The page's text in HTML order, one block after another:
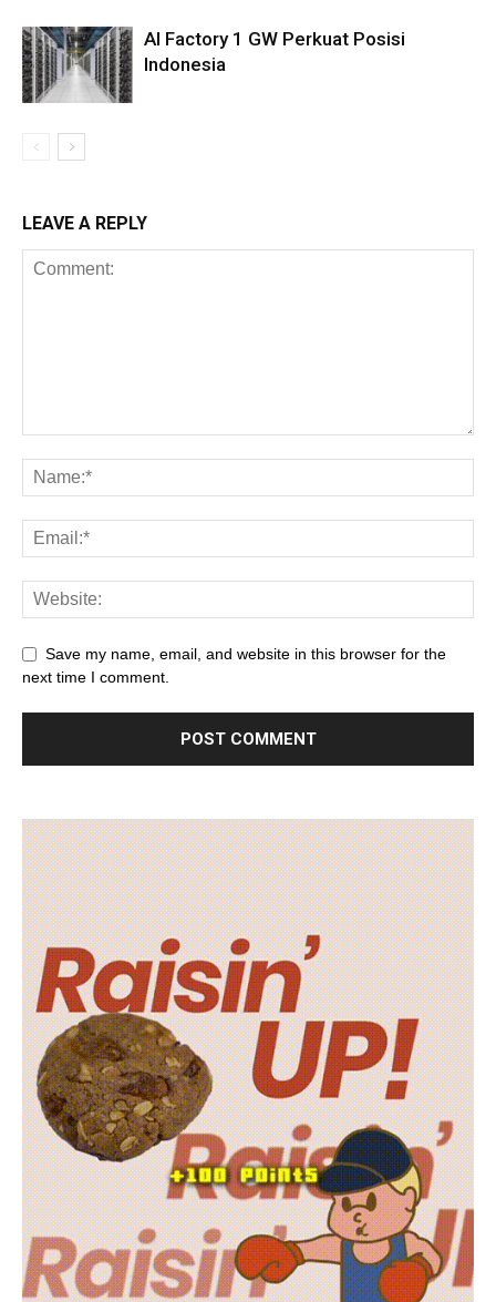
AI Factory 1 GW Perkuat Posisi
Indonesia
LEAVE A REPLY
Save my name, email, and website in this browser for the
next time I comment.